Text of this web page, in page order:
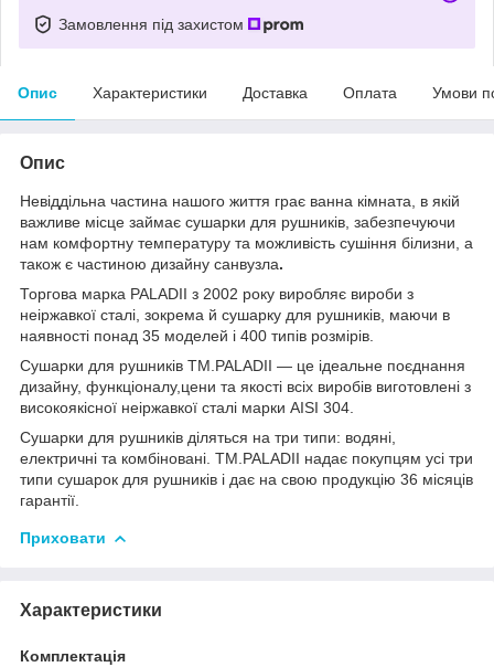
Замовлення під захистом
Опис Характеристики Доставка Оплата Умови
Опис
Невіддільна частина нашого життя грає ванна кімната, в якій
важливе місце займає сушарки для рушників, забезпечуючи
нам комфортну температуру та можливість сушіння білизни, а
також є частиною дизайну санвузла.
Торгова марка PALADII з 2002 року виробляє вироби з
неіржавкої сталі, зокрема й сушарку для рушників, маючи в
наявності понад 35 моделей і 400 типів розмірів.
Сушарки для рушників TM.PALADII — це ідеальне поєднання
дизайну, функціоналу,цени та якості всіх виробів виготовлені з
високоякісної неіржавкої сталі марки AISI 304.
Сушарки для рушників діляться на три типи: водяні,
електричні та комбіновані. TM.PALADII надає покупцям усі три
типи сушарок для рушників і дає на свою продукцію 36 місяців
гарантії.
Приховати
Характеристики
Комплектація